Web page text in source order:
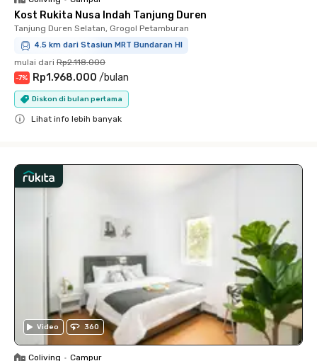
Kost Rukita Nusa Indah Tanjung Duren
Tanjung Duren Selatan, Grogol Petamburan
4.5 km dari Stasiun MRT Bundaran HI
mulai dari Rp2.118.000
-7% Rp1.968.000 /bulan
Diskon di bulan pertama
Lihat info lebih banyak
Video 360
Coliving • Campur